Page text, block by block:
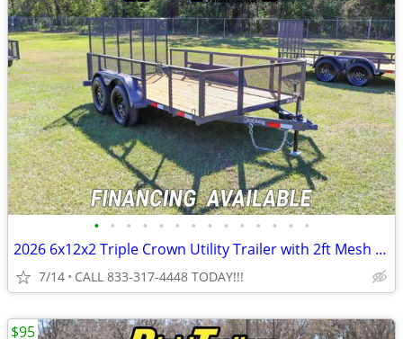
• • • • • • • • • • • • • •
2026 6x12x2 Triple Crown Utility Trailer with 2ft Mesh Sides
7/14 CALL 833-317-4448 TODAY!!!
$95